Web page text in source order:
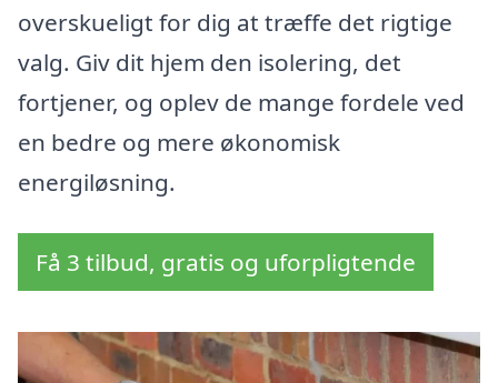
overskueligt for dig at træffe det rigtige
valg. Giv dit hjem den isolering, det
fortjener, og oplev de mange fordele ved
en bedre og mere økonomisk
energiløsning.
Få 3 tilbud, gratis og uforpligtende